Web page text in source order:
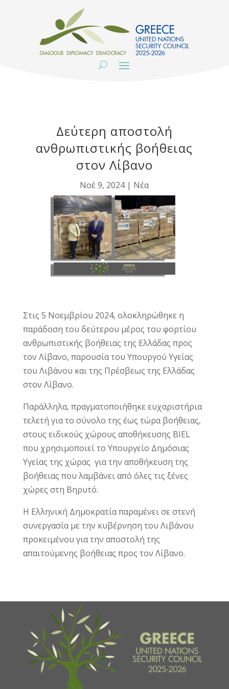
Δεύτερη αποστολή
ανθρωπιστικής βοήθειας
στον Λίβανο
Νοέ 9, 2024| Νέα
Στις 5 Νοεμβρίου 2024, ολοκληρώθηκε η
παράδοση του δεύτερου μέρος του φορτίου
ανθρωπιστικής βοήθειας της Ελλάδας προς
τον Λίβανο, παρουσία του Υπουργού Υγείας
του Λιβάνου και της Πρέσβεως της Ελλάδας
στον Λίβανο.
Παράλληλα, πραγματοποιήθηκε ευχαριστήρια
τελετή για το σύνολο της έως τώρα βοήθειας,
στους ειδικούς χώρους αποθήκευσης BIEL
που χρησιμοποιεί το Υπουργείο Δημόσιας
Υγείας της χώρας για την αποθήκευση της
βοήθειας που λαμβάνει από όλες τις ξένες
χώρες στη Βηρυτό.
Η Ελληνική Δημοκρατία παραμένει σε στενή
συνεργασία με την κυβέρνηση του Λιβάνου
προκειμένου για την αποστολή της
απαιτούμενης βοήθειας προς τον Λίβανο.